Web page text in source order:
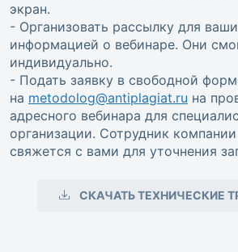
экран.
- Организовать рассылку для
информацией о вебинаре. Они
индивидуально.
- Подать заявку в свободной
на metodolog@antiplagiat.ru на
адресного вебинара для
организации. Сотрудник компании
свяжется с вами для уточнения
СКАЧАТЬ ТЕХНИЧЕСКИЕ